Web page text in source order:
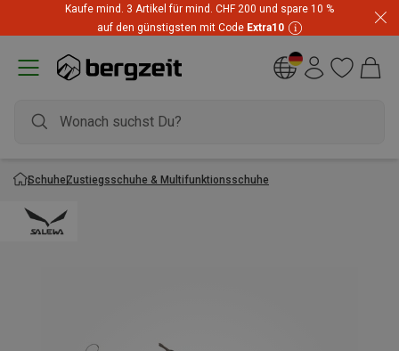
Kaufe mind. 3 Artikel für mind. CHF 200 und spare 10 %
auf den günstigsten mit Code Extra10
SchuheZustiegsschuhe & Multifunktionsschuhe